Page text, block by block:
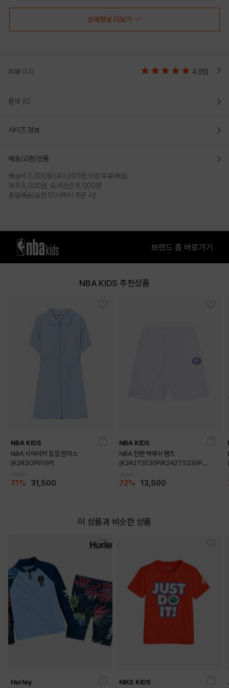
MINT CHARCOAL GREY
PRODUCT VIEW
상세정보 더보기
리뷰 (14) 4.9점
문의 (0)
사이즈 정보
배송/교환/반품
배송비 3,000원 (40,000원 이상 무료배송)
제주 5,000원, 도서산간 8,000원
총알배송(오전 10시까지 주문 시)
NBA KIDS 추천상품
NBA KIDS
NBA 시어서커 집업 원피스
(K242OP610P)
71% 31,500
NBA KIDS
NBA 전판 백메쉬 팬츠
(K242TS130P/K242TS230P
72% 13,500
이 상품과 비슷한 상품
Hurley
NIKE KIDS